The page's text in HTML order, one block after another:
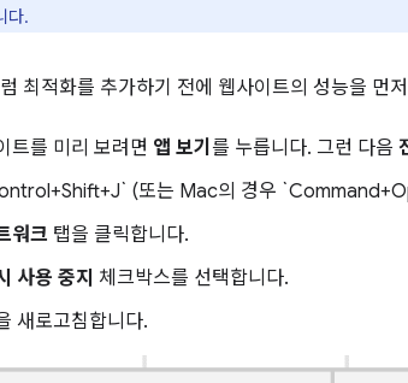
다.
최적화를 추가하기 전에 웹사이트의 성능을 먼
트를 미리 보려면 앱 보기 를 누릅니다. 그런 다음
(또는 Mac의 경우
워크 탭을 클릭합니다.
사용 중지 체크박스를 선택합니다.
새로고침합니다.